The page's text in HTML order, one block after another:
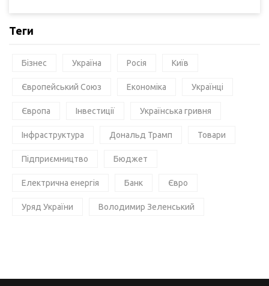
Теги
Бізнес Україна Росія Київ
Європейський Союз Економіка Українці
Європа Інвестиції Українська гривня
Інфраструктура Дональд Трамп Товари
Підприємництво Бюджет
Електрична енергія Банк Євро
Уряд України Володимир Зеленський